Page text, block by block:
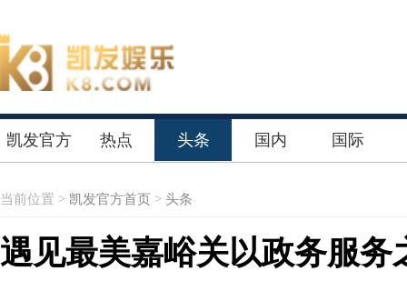
凯发官方 热点 头条 国内 国际
当前位置 > 凯发官方首页 > 头条
遇见最美嘉峪关以政务服务